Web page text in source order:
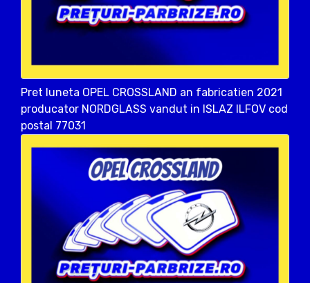
Pret luneta OPEL CROSSLAND an fabricatien 2021
producator NORDGLASS vandut in ISLAZ ILFOV cod
postal 77031